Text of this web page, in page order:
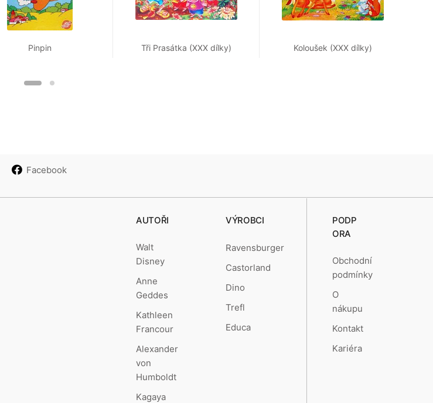
Pinpin Tři Prasátka (XXX dílky) Koloušek (XXX dílky)
Facebook
AUTOŘI
Walt
Disney
Anne
Geddes
Kathleen
Francour
Alexander
von
Humboldt
Kagaya
VÝROBCI
Ravensburger
Castorland
Dino
Trefl
Educa
PODP
ORA
Obchodní
podmínky
O
nákupu
Kontakt
Kariéra